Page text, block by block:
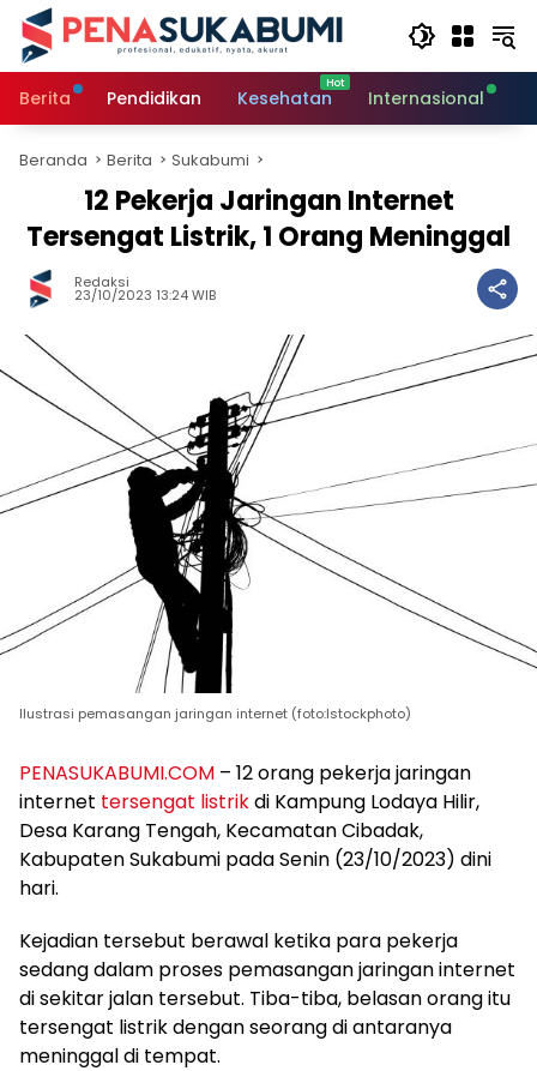
Langsung
konten
Berita
Pendidikan Kesehatan Internasional
Beranda Berita Sukabumi
12 Pekerja Jaringan Internet
Tersengat Listrik, 1 Orang Meninggal
Redaksi
23/10/2023 13:24 WIB
Ilustrasi pemasangan jaringan internet (foto:Istockphoto)
PENASUKABUMI.COM – 12 orang pekerja jaringan
internet tersengat listrikdi Kampung Lodaya Hilir,
Desa Karang Tengah, Kecamatan Cibadak,
Kabupaten Sukabumi pada Senin (23/10/2023) dini
hari.
Kejadian tersebut berawal ketika para pekerja
sedang dalam proses pemasangan jaringan internet
di sekitar jalan tersebut. Tiba-tiba, belasan orang itu
tersengat listrik dengan seorang di antaranya
meninggal di tempat.